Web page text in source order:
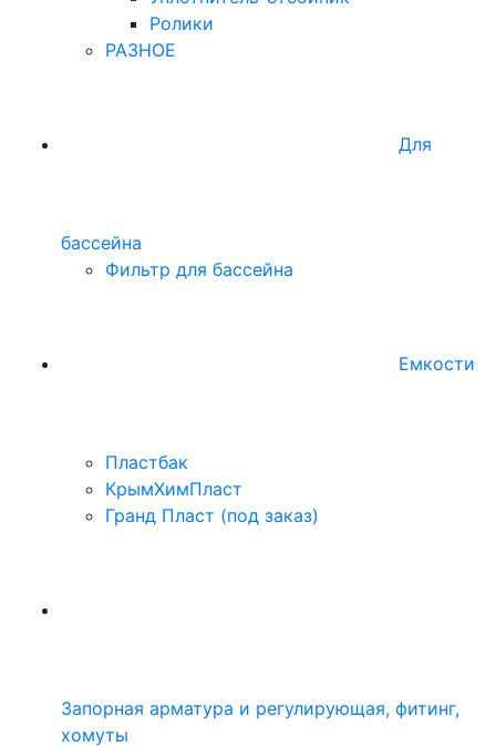
Ролики
РАЗНОЕ
Для
бассейна
Фильтр для бассейна
Емкости
Пластбак
КрымХимПласт
Гранд Пласт (под заказ)
Запорная арматура и регулирующая, фитинг,
хомуты